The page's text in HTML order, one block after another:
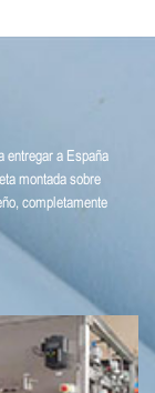
entregar a España
montada sobre
completamente